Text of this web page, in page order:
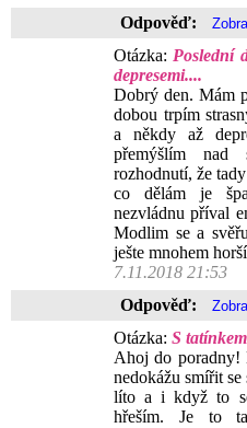
Odpověď:
Otázka: Poslední
depresemi....
Dobrý den. Mám
dobou trpím
a někdy až
přemýšlím nad
rozhodnutí, že
co dělám je
nezvládnu příval
Modlim se a
ješte mnohem
7.11.2018 21:53
Odpověď:
Otázka: S
Ahoj do poradny!
nedokážu smířit
líto a i když to
hřeším. Je to